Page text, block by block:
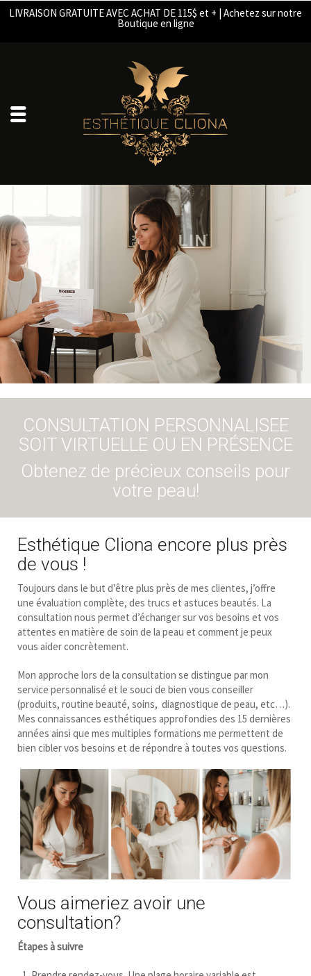
LIVRAISON GRATUITE AVEC ACHAT DE 115$ et + | Achetez sur notre
Boutique en ligne
CONSULTATION PERSONNALISEE
SOIT VIRTUELLE OU EN PRÉSENCE
Obtenez de précieux conseils pour
votre peau!
Esthétique Cliona encore plus près
de vous !
Toujours dans le but d’être plus près de mes clientes, j’offre
une évaluation complète, des trucs et astuces beautés. La
consultation nous permet d’échanger sur vos besoins et vos
attentes en matière de soin de la peau et comment je peux
vous aider concrètement.
Mon approche lors de la consultation se distingue par mon
service personnalisé et le souci de bien vous conseiller
(produits, routine beauté, soins, diagnostique de peau, etc…).
Mes connaissances esthétiques approfondies des 15 dernières
années ainsi que mes multiples formations me permettent de
bien cibler vos besoins et de répondre à toutes vos questions.
Vous aimeriez avoir une
consultation?
Étapes à suivre